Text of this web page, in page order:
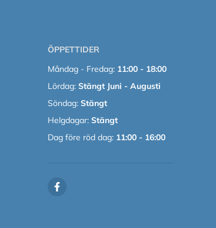
ÖPPETTIDER
Måndag - Fredag: 11:00 - 18:00
Lördag:Stängt Juni - Augusti
Söndag:Stängt
Helgdagar:Stängt
Dag före röd dag:11:00 - 16:00